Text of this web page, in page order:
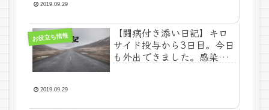
2019.09.29
お役立ち情報
【闘病付き添い日記】キロ
サイド投与から3日目。今日
も外出できました。感染予
2019.09.29